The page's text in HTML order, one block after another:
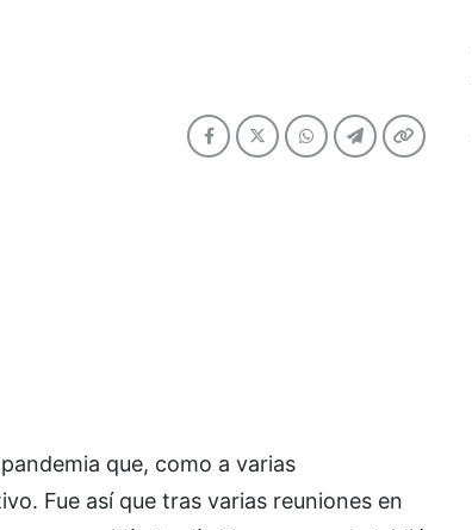
que, como a varias
Fue así que tras varias reuniones en